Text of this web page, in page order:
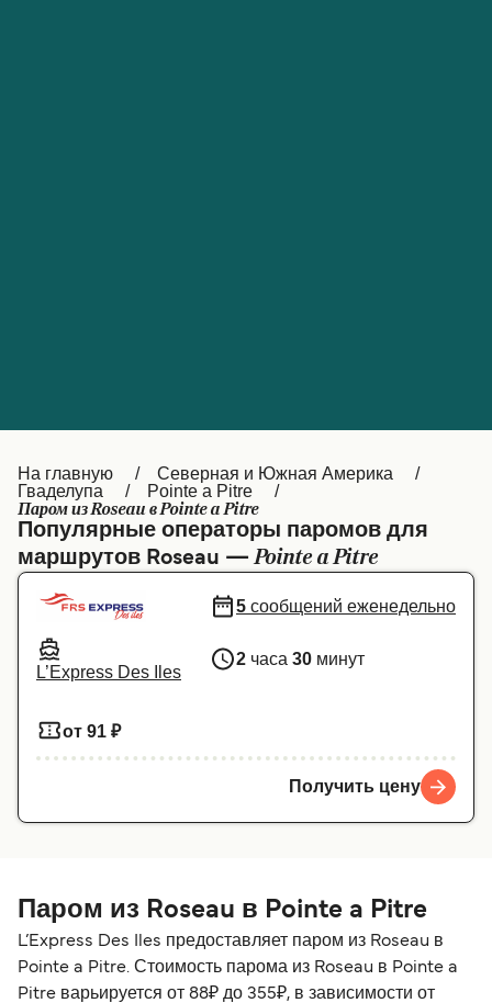
Italia Canada (FR)
Canada
Ελλάδα Belgique (FR)
Polska Deutschland
المغرب
На главную
Северная и Южная Америка
Гваделупа
Pointe a Pitre
Паром из Roseau в Pointe a Pitre
Популярные операторы паромов для
маршрутов Roseau —Pointe a Pitre
L’Express Des Iles
5 сообщений еженедельно
2 часа 30 минут
от 91 ₽
Получить цену
Паром из Roseau в Pointe a Pitre
L’Express Des Iles предоставляет паром из Roseau в
Pointe a Pitre. Стоимость парома из Roseau в Pointe a
Pitre варьируется от 88₽ до 355₽, в зависимости от